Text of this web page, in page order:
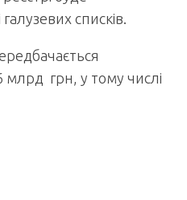
списків.
млрд грн, у тому числі